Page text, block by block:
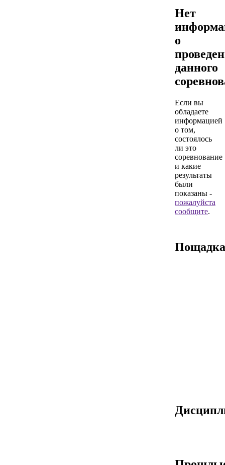
Нет
о
данного
Если вы
обладаете
информацией
о том,
состоялось
ли это
соревнование
и какие
результаты
были
показаны -
пожалуйста
сообщите.
Пощадка